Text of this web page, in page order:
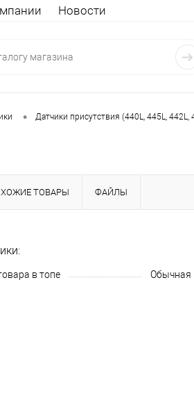
Новости
• Датчики присутствия (440L, 445L, 442L,
ТОВАРЫ ФАЙЛЫ
в топе Обычная